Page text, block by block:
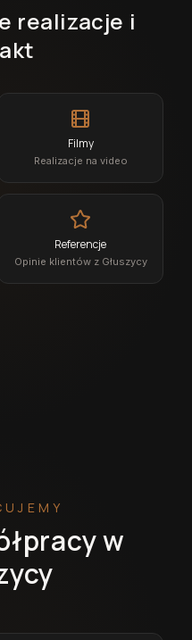
realizacje i
Filmy
Realizacje na video
Referencje
Opinie klientów z Głuszycy
w